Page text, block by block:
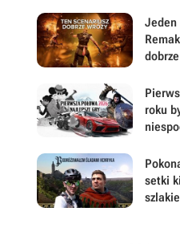
Jeden
mają
roku
setki